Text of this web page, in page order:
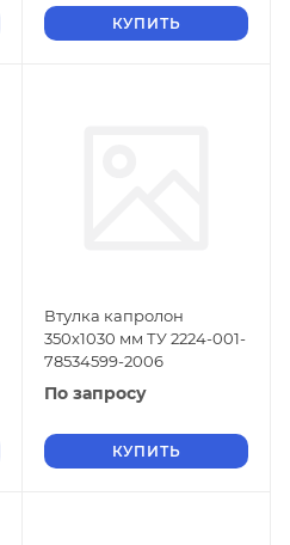
КУПИТЬ
Втулка капролон
350х1030 мм ТУ 2224-001-
78534599-2006
По запросу
КУПИТЬ